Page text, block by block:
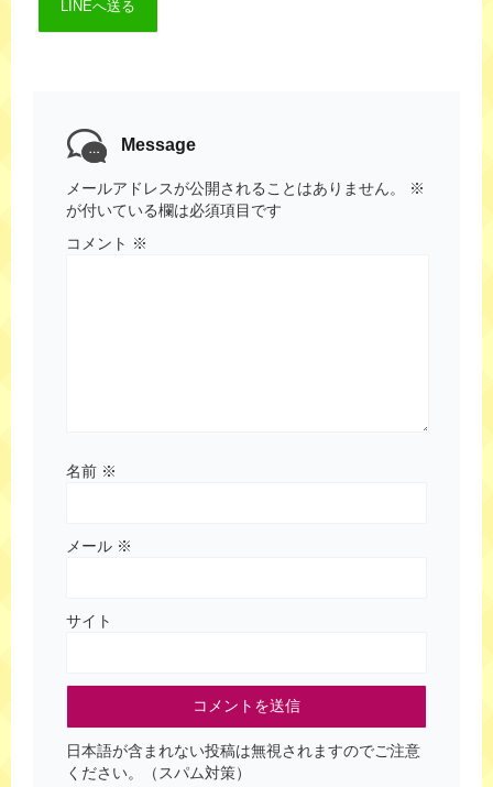
LINEへ送る
Message
メールアドレスが公開されることはありません。
※
が付いている欄は必須項目です
コメント ※
名前 ※
メール ※
サイト
日本語が含まれない投稿は無視されますのでご注意
ください。（スパム対策）